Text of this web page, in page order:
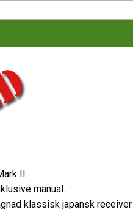
II
manual.
klassisk japansk